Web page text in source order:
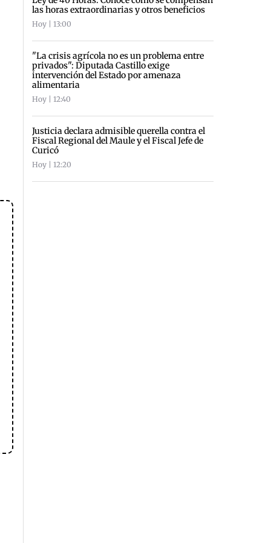
las horas extraordinarias y otros beneficios
Hoy | 13:00
"La crisis agrícola no es un problema entre
privados": Diputada Castillo exige
intervención del Estado por amenaza
alimentaria
Hoy | 12:40
Justicia declara admisible querella contra el
Fiscal Regional del Maule y el Fiscal Jefe de
Curicó
Hoy | 12:20